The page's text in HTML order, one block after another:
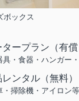
ボックス
タープラン（有
具・食器・ハンガー
ンタル（無料）
・掃除機・アイロン等